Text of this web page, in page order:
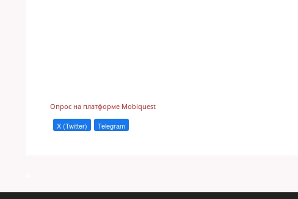
Опрос на платформе Mobiquest
X (Twitter) Telegram